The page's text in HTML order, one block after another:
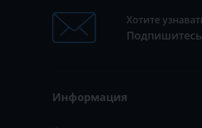
Хотите
Информация